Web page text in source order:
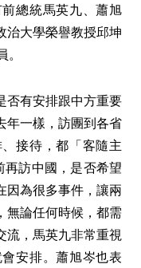
總統馬英九、蕭旭
治大學榮譽教授邱坤
否有安排跟中方重要
年一樣，訪團到各省
接待，都「客隨主
訪中國，是否希望
因為很多事件，讓兩
無論任何時候，都需
流，馬英九非常重視
安排。蕭旭岑也表